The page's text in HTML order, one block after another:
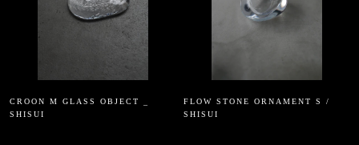
CROON M GLASS OBJECT _
SHISUI
FLOW STONE ORNAMENT S /
SHISUI